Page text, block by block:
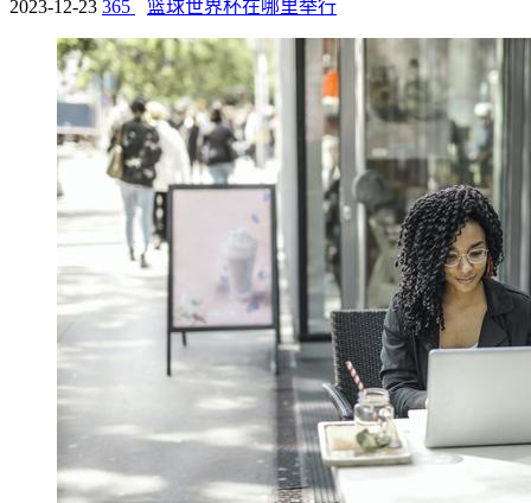
2023-12-23 365 篮球世界杯在哪里举行